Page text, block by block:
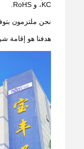
،KC و RoHS.
نحن ملتزمون
هدفنا هو إقامة